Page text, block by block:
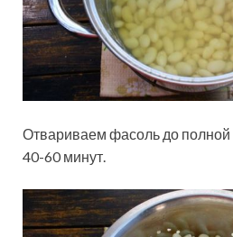
Отвариваем фасоль до полной
40-60 минут.